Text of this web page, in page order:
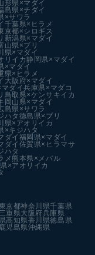
城県×ヒラメ
形県×マダイ
島県×チダイ
×サワラ
千葉県×ヒラメ
京都×シロギス
新潟県×マダイ
山県×ブリ
県×マダイ
リイカ静岡県×マダイ
×マダイ
県×ヒラメ
大阪府×マダイ
ダイ兵庫県×マダコ
鳥取県×ケンサキイカ
岡山県×マダイ
島県×サワラ
ハタ徳島県×ブリ
県×アオリイカ
×キジハタ
ダイ 福岡県×マダイ
ダイ 佐賀県×ヒラマサ
ハタ
メ 熊本県×メバル
×アオリイカ
京都神奈川県千葉県
重県大阪府兵庫県
高知県香川県